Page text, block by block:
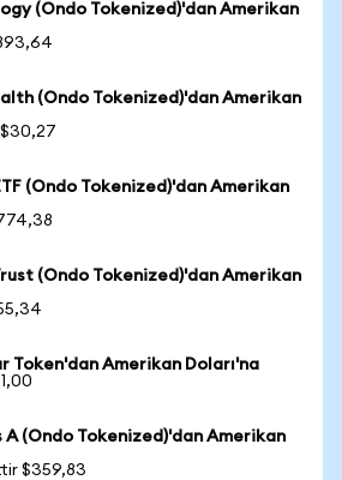
(Ondo Tokenized)'dan Amerikan
(Ondo Tokenized)'dan Amerikan
(Ondo Tokenized)'dan Amerikan
(Ondo Tokenized)'dan Amerikan
Token'dan Amerikan Doları'na
(Ondo Tokenized)'dan Amerikan
$359,83